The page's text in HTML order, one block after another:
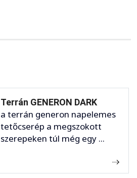
Terrán GENERON DARK
a terrán generon napelemes
tetőcserép a megszokott
szerepeken túl még egy ...